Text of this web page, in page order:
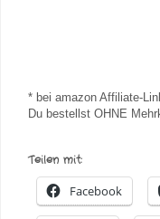
* bei amazon Affiliate-
Du bestellst OHNE
Teilen mit:
Facebook